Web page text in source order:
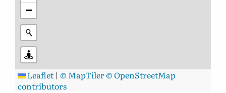
−
Leaflet | © MapTiler© OpenStreetMap
contributors